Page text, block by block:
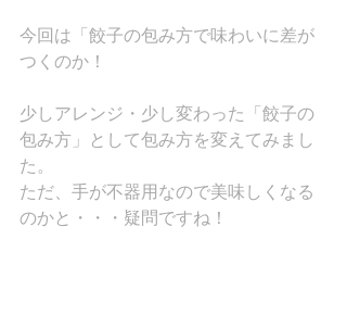
今回は「餃子の包み方で味わいに差が
つくのか！
少しアレンジ・少し変わった「餃子の
包み方」として包み方を変えてみまし
た。
ただ、手が不器用なので美味しくなる
のかと・・・疑問ですね！